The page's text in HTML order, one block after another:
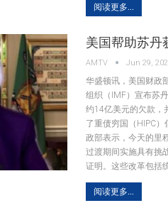
阅读更多...
美国帮助苏丹
AMTV Jun 29,
华盛顿讯，美国财政
组织（IMF）宣布苏
约14亿美元的欠款，
了重债穷国（HIPC
政部表示，今天的里
过渡期间实施具有挑
证明。这些改革包括
阅读更多...